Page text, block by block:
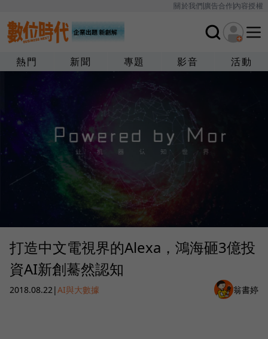
關於我們廣告合作內容授權
熱門 新聞 專題 影音 活動
打造中文電視界的Alexa，鴻海砸3億投
資AI新創驀然認知
2018.08.22|AI與大數據 翁書婷